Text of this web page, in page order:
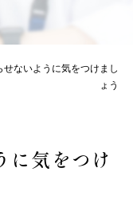
せないように気をつけまし
ょう
に気をつけ